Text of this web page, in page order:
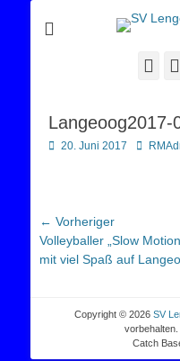
Sportverein Lengerich
Langeoog2017-
Posted
20. Juni 2017 Autor
Beitragsnavigation
← Vorheriger
Vorheriger
Beitrag:
Volleyballer „Slow
mit viel Spaß auf
Copyright © 2026 SV
vorbehalten.
Catch